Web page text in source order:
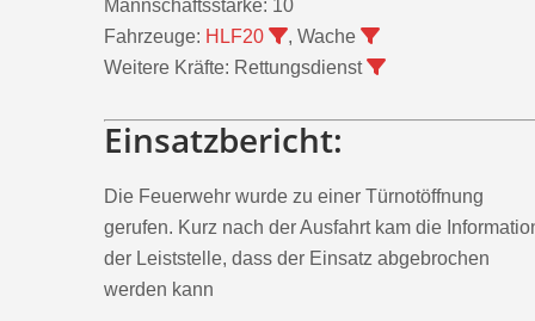
Mannschaftsstärke: 10
Fahrzeuge: HLF20
, Wache
Weitere Kräfte: Rettungsdienst
Einsatzbericht:
Die Feuerwehr wurde zu einer Türnotöffnung
gerufen. Kurz nach der Ausfahrt kam die
der Leiststelle, dass der Einsatz abgebrochen
werden kann